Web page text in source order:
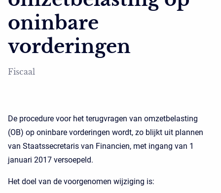
oninbare
vorderingen
Fiscaal
De procedure voor het terugvragen van omzetbelasting
(OB) op oninbare vorderingen wordt, zo blijkt uit plannen
van Staatssecretaris van Financien, met ingang van 1
januari 2017 versoepeld.
Het doel van de voorgenomen wijziging is: